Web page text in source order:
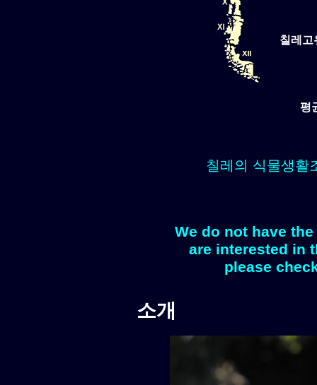
칠레
평
칠레의 식물생활
We do not have
are interested in
please
소개